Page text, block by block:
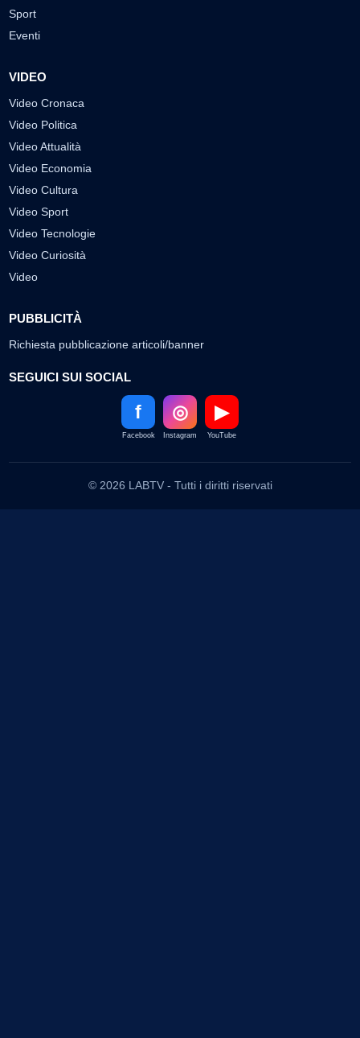
Sport
Eventi
VIDEO
Video Cronaca
Video Politica
Video Attualità
Video Economia
Video Cultura
Video Sport
Video Tecnologie
Video Curiosità
Video
PUBBLICITÀ
Richiesta pubblicazione articoli/banner
SEGUICI SUI SOCIAL
f
Facebook
◎
Instagram
▶
YouTube
© 2026 LABTV - Tutti i diritti riservati